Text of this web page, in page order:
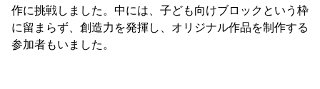
作に挑戦しました。中には、子ども向けブロックという枠
に留まらず、創造力を発揮し、オリジナル作品を制作する
参加者もいました。